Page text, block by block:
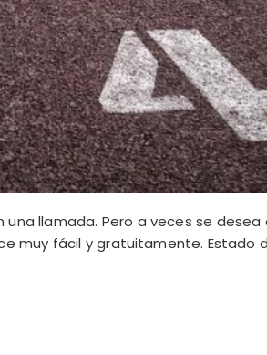
llamada. Pero a veces se
muy fácil y gratuitamente. Estado